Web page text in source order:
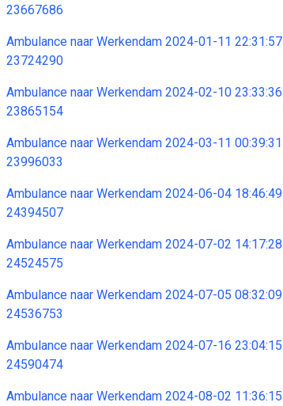
23667686
Ambulance naar Werkendam 2024-01-11 22:31:57
23724290
Ambulance naar Werkendam 2024-02-10 23:33:36
23865154
Ambulance naar Werkendam 2024-03-11 00:39:31
23996033
Ambulance naar Werkendam 2024-06-04 18:46:49
24394507
Ambulance naar Werkendam 2024-07-02 14:17:28
24524575
Ambulance naar Werkendam 2024-07-05 08:32:09
24536753
Ambulance naar Werkendam 2024-07-16 23:04:15
24590474
Ambulance naar Werkendam 2024-08-02 11:36:15